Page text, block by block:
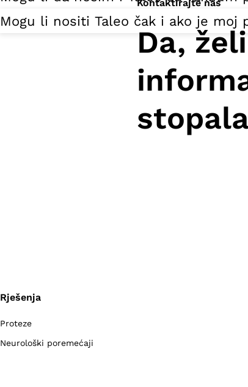
Mogu li nositi Taleo čak i ako je moj
Kontaktirajte nas
Da,
stopala
Rješenja
Proteze
Neurološki poremećaji